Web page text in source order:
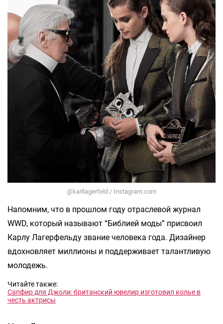
@karllagerfeld / Instagram.com
Напомним, что в прошлом году отраслевой журнал
WWD, который называют “Библией моды” присвоил
Карлу Лагерфельду звание человека года. Дизайнер
вдохновляет миллионы и поддерживает талантливую
молодежь.
Читайте также:
Сапфир для Джоли: британский ювелир изготовил колье в
честь актрисы